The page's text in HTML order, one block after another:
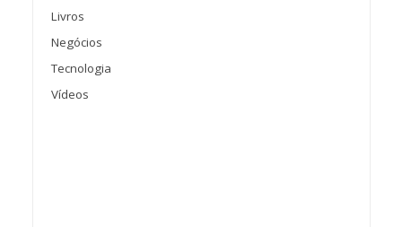
Livros
Negócios
Tecnologia
Vídeos